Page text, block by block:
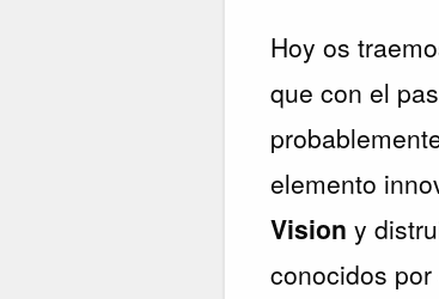
Hoy os
que con el
elemento
Visiony
conocidos